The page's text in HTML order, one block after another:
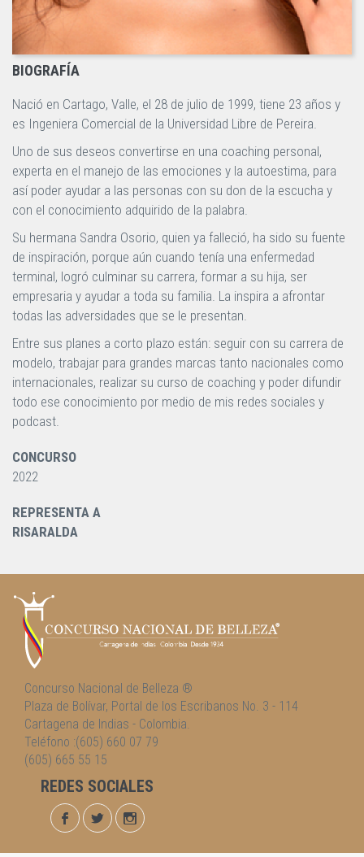
BIOGRAFÍA
Nació en Cartago, Valle, el 28 de julio de 1999, tiene 23 años y
es Ingeniera Comercial de la Universidad Libre de Pereira.
Uno de sus deseos convertirse en una coaching personal,
experta en el manejo de las emociones y la autoestima, para
así poder ayudar a las personas con su don de la escucha y
con el conocimiento adquirido de la palabra.
Su hermana Sandra Osorio, quien ya falleció, ha sido su fuente
de inspiración, porque aún cuando tenía una enfermedad
terminal, logró culminar su carrera, formar a su hija, ser
empresaria y ayudar a toda su familia. La inspira a afrontar
todas las adversidades que se le presentan.
Entre sus planes a corto plazo están: seguir con su carrera de
modelo, trabajar para grandes marcas tanto nacionales como
internacionales, realizar su curso de coaching y poder difundir
todo ese conocimiento por medio de mis redes sociales y
podcast.
CONCURSO
2022
REPRESENTA A
RISARALDA
Concurso Nacional de Belleza ®
Plaza de Bolívar, Portal de los Escribanos No. 3 - 114
Cartagena de Indias - Colombia.
Teléfono :(605) 660 07 79
(605) 665 55 15
REDES SOCIALES